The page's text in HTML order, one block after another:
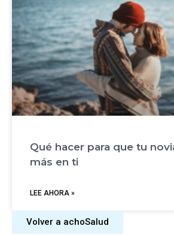
Qué hacer para que tu
más en ti
LEE AHORA »
Volver a achoSalud